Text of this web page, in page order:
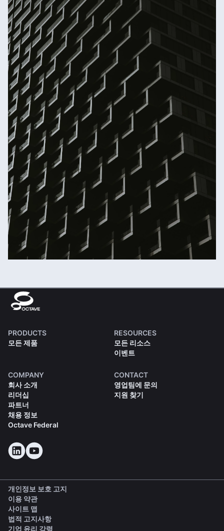
PRODUCTS
모든 제품
RESOURCES
모든 리소스
이벤트
COMPANY
회사 소개
리더십
파트너
채용 정보
Octave Federal
CONTACT
영업팀에 문의
지원 찾기
개인정보 보호 고지
이용 약관
사이트 맵
법적 고지사항
기업 윤리 강령